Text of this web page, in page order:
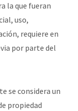
la que fueran
uso,
requiere en
por parte del
se considera un
propiedad